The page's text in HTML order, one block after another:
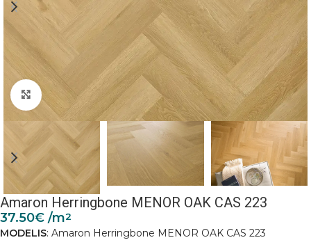
Padidinti nuotrauką
Amaron Herringbone MENOR OAK CAS 223
37.50€ /m2
MODELIS: Amaron Herringbone MENOR OAK CAS 223